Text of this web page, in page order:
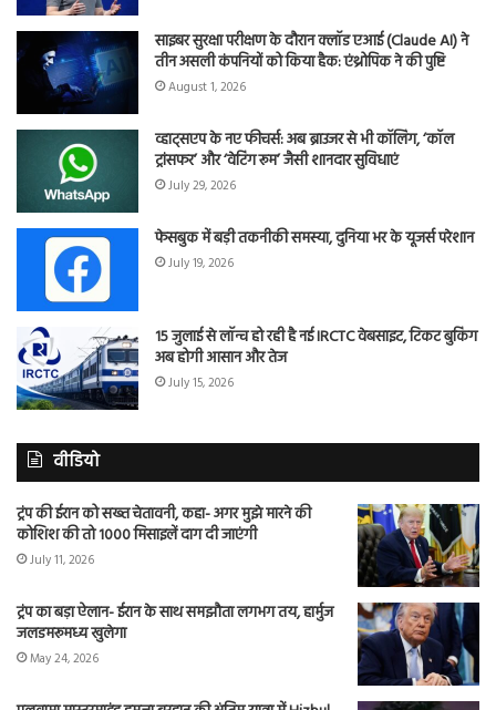
साइबर सुरक्षा परीक्षण के दौरान क्लॉड एआई (Claude AI) ने
तीन असली कंपनियों को किया हैक: एंथ्रोपिक ने की पुष्टि
August 1, 2026
व्हाट्सएप के नए फीचर्स: अब ब्राउजर से भी कॉलिंग, ‘कॉल
ट्रांसफर’ और ‘वेटिंग रूम’ जैसी शानदार सुविधाएं
July 29, 2026
फेसबुक में बड़ी तकनीकी समस्या, दुनिया भर के यूजर्स परेशान
July 19, 2026
15 जुलाई से लॉन्च हो रही है नई IRCTC वेबसाइट, टिकट बुकिंग
अब होगी आसान और तेज
July 15, 2026
वीडियो
ट्रंप की ईरान को सख्त चेतावनी, कहा- अगर मुझे मारने की
कोशिश की तो 1000 मिसाइलें दाग दी जाएंगी
July 11, 2026
ट्रंप का बड़ा ऐलान- ईरान के साथ समझौता लगभग तय, हार्मुज
जलडमरूमध्य खुलेगा
May 24, 2026